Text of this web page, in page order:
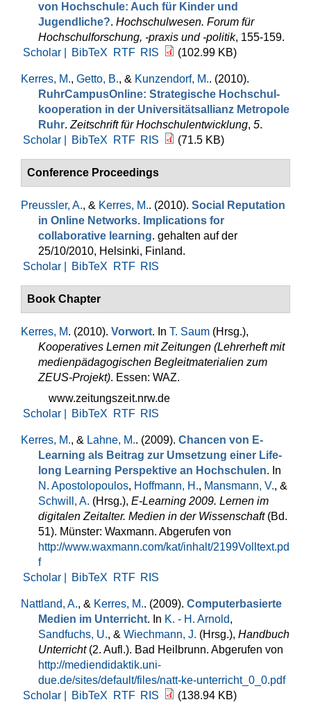
von Hochschule: Auch für Kinder und
Jugendliche?. Hochschulwesen. Forum für
Hochschulforschung, -praxis und -politik, 155-159.
Scholar |
BibTeX RTF RIS (102.99 KB)
Kerres, M., Getto, B., & Kunzendorf, M.. (2010).
RuhrCampusOnline: Strategische Hochschul­
kooperation in der Universitätsallianz Metropole
Ruhr. Zeitschrift für Hochschulentwicklung, 5.
Scholar |
BibTeX RTF RIS (71.5 KB)
Conference Proceedings
Preussler, A., & Kerres, M.. (2010). Social Reputation
in Online Networks. Implications for
collaborative learning. gehalten auf der
25/10/2010, Helsinki, Finland.
Scholar |
BibTeX RTF RIS
Book Chapter
Kerres, M. (2010). Vorwort. In T. Saum (Hrsg.),
Kooperatives Lernen mit Zeitungen (Lehrerheft mit
medienpädagogischen Begleitmaterialien zum
ZEUS-Projekt). Essen: WAZ.
www.zeitungszeit.nrw.de
Scholar |
BibTeX RTF RIS
Kerres, M., & Lahne, M.. (2009). Chancen von E-
Learning als Beitrag zur Umsetzung einer Life-
long Learning Perspektive an Hochschulen. In
N. Apostolopoulos, Hoffmann, H., Mansmann, V., &
Schwill, A. (Hrsg.), E-Learning 2009. Lernen im
digitalen Zeitalter. Medien in der Wissenschaft(Bd.
51). Münster: Waxmann. Abgerufen von
http://www.waxmann.com/kat/inhalt/2199Volltext.pd
f
Scholar |
BibTeX RTF RIS
Nattland, A., & Kerres, M.. (2009). Computerbasierte
Medien im Unterricht. In K. - H. Arnold,
Sandfuchs, U., & Wiechmann, J. (Hrsg.), Handbuch
Unterricht(2. Aufl.). Bad Heilbrunn. Abgerufen von
http://mediendidaktik.uni-
due.de/sites/default/files/natt-ke-unterricht_0_0.pdf
Scholar |
BibTeX RTF RIS (138.94 KB)